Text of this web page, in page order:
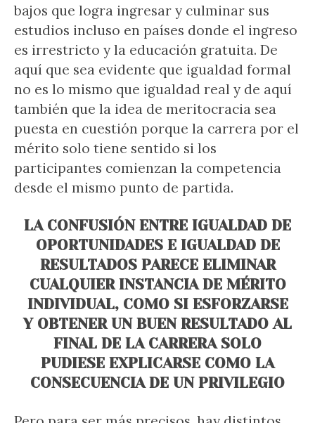
bajos que logra ingresar y culminar sus
estudios incluso en países donde el ingreso
es irrestricto y la educación gratuita. De
aquí que sea evidente que igualdad formal
no es lo mismo que igualdad real y de aquí
también que la idea de meritocracia sea
puesta en cuestión porque la carrera por el
mérito solo tiene sentido si los
participantes comienzan la competencia
desde el mismo punto de partida.
LA CONFUSIÓN ENTRE IGUALDAD DE
OPORTUNIDADES E IGUALDAD DE
RESULTADOS PARECE ELIMINAR
CUALQUIER INSTANCIA DE MÉRITO
INDIVIDUAL, COMO SI ESFORZARSE
Y OBTENER UN BUEN RESULTADO AL
FINAL DE LA CARRERA SOLO
PUDIESE EXPLICARSE COMO LA
CONSECUENCIA DE UN PRIVILEGIO